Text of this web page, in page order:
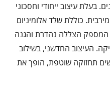
עיצוב ייחודי וחסכוני
כוללת שלד אלומיניום
המספק הצללה נהדרת והגנה
העיצוב החדשני, בשילוב
תחזוקה שוטפת, הופך את